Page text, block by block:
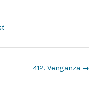
412. Venganza →